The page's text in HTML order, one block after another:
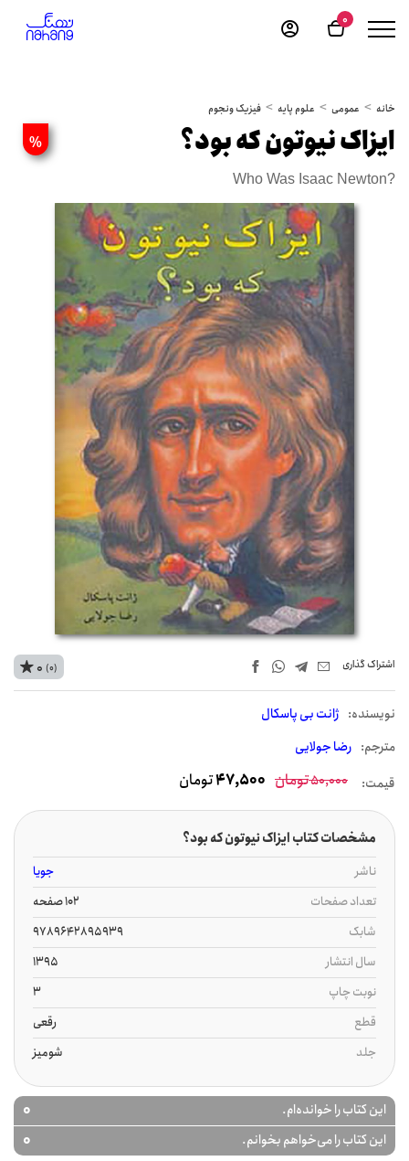
0
خانه عمومی علوم پایه فیزیک ونجوم
% ایزاک نیوتون که بود؟
Who Was Isaac Newton?
اشتراک‌ گذاری
نويسنده: ژانت بی پاسکال
مترجم: رضا جولایی
0 (0)
قیمت: 50,000تومان 47,500تومان
مشخصات کتاب ایزاک نیوتون که بود؟
ناشر
جویا
تعداد صفحات
102 صفحه
شابک
9789642895939
سال انتشار
1395
نوبت چاپ
3
قطع
رقعی
جلد
شومیز
این کتاب را خوانده‌ام. 0
این کتاب را می‌خواهم بخوانم.
0